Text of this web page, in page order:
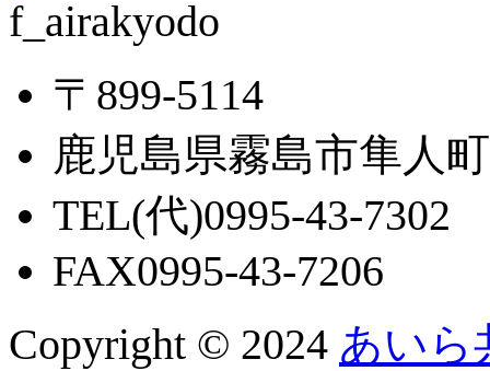
〒899-5114
鹿児島県霧島市隼人
TEL(代)0995-43-7302
FAX0995-43-7206
Copyright © 2024 あいら